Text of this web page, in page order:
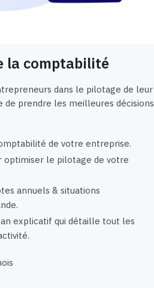
la comptabilité
dans le pilotage de leur
prendre les meilleures décisions
de votre entreprise.
optimiser le pilotage de votre
annuels & situations
explicatif qui détaille tout les